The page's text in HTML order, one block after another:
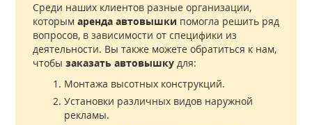
Среди наших клиентов разные организации,
которымаренда автовышки помогла решить ряд
вопросов, в зависимости от специфики из
деятельности. Вы также можете обратиться к нам,
чтобызаказать автовышку для:
Монтажа высотных конструкций.
Установки различных видов наружной
рекламы.